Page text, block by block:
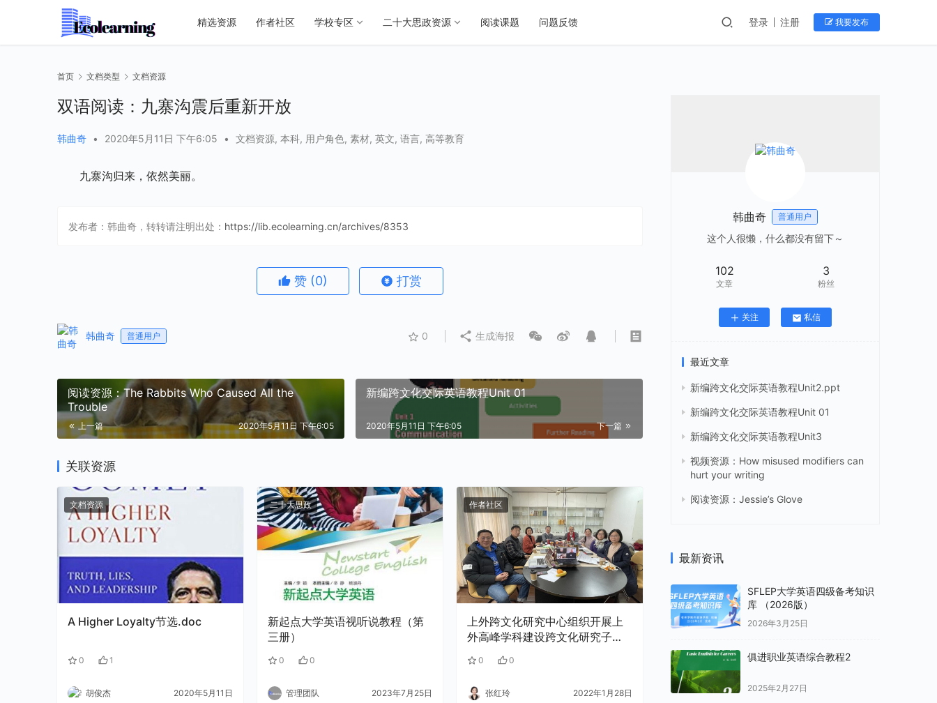
精选资源 作者社区 学校专区 二十大思政资源 阅读课题 问题反馈 登录 注册 我要发布
首页 文档类型 文档资源
双语阅读：九寨沟震后重新开放
韩曲奇 • 2020年5月11日 下午6:05 • 文档资源, 本科, 用户角色, 素材, 英文, 语言, 高等教育
九寨沟归来，依然美丽。
发布者：韩曲奇，转转请注明出处： https://lib.ecolearning.cn/archives/8353
赞 (0) 打赏
韩曲奇 普通用户 0 生成海报
阅读资源：The Rabbits Who Caused All the
Trouble
上一篇 2020年5月11日 下午6:05
新编跨文化交际英语教程Unit 01
下一篇
2020年5月11日 下午6:05
关联资源
文档资源
A Higher Loyalty节选.doc
0 1
胡俊杰 2020年5月11日
二十大思政
新起点大学英语视听说教程（第
三册）
0 0
管理团队 2023年7月25日
作者社区
上外跨文化研究中心组织开展上
外高峰学科建设跨文化研究子项
0 0
张红玲 2022年1月28日
韩曲奇 普通用户
这个人很懒，什么都没有留下～
102
文章
3
粉丝
关注 私信
最近文章
新编跨文化交际英语教程Unit2.ppt
新编跨文化交际英语教程Unit 01
新编跨文化交际英语教程Unit3
视频资源：How misused modifiers can
hurt your writing
阅读资源：Jessie’s Glove
最新资讯
SFLEP大学英语四级备考知识
库 （2026版）
2026年3月25日
俱进职业英语综合教程2
2025年2月27日